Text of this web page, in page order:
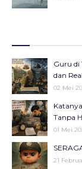
23
Makna
22
Guru di
dan
02 Mei
Tanpa
01 Mei
21